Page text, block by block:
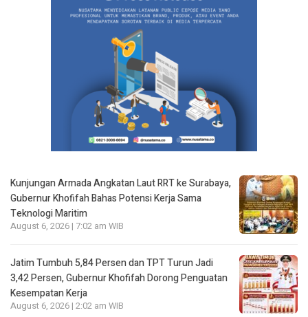
Kunjungan Armada Angkatan Laut RRT ke Surabaya,
Gubernur Khofifah Bahas Potensi Kerja Sama
Teknologi Maritim
August 6, 2026 | 7:02 am WIB
Jatim Tumbuh 5,84 Persen dan TPT Turun Jadi
3,42 Persen, Gubernur Khofifah Dorong Penguatan
Kesempatan Kerja
August 6, 2026 | 2:02 am WIB